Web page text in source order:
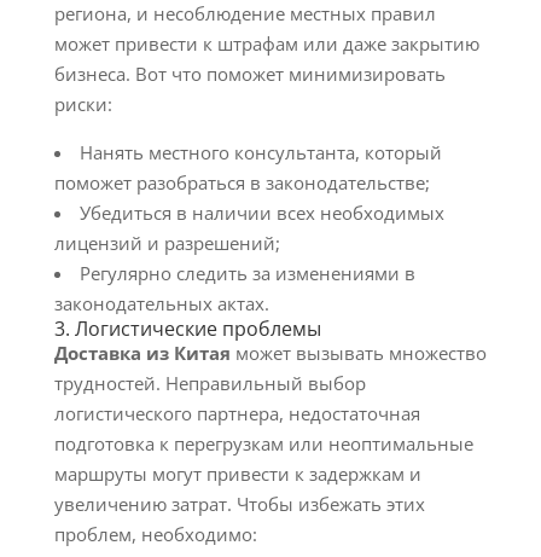
региона, и несоблюдение местных правил
может привести к штрафам или даже закрытию
бизнеса. Вот что поможет минимизировать
риски:
Нанять местного консультанта, который
поможет разобраться в законодательстве;
Убедиться в наличии всех необходимых
лицензий и разрешений;
Регулярно следить за изменениями в
законодательных актах.
3. Логистические проблемы
Доставка из Китая может вызывать множество
трудностей. Неправильный выбор
логистического партнера, недостаточная
подготовка к перегрузкам или неоптимальные
маршруты могут привести к задержкам и
увеличению затрат. Чтобы избежать этих
проблем, необходимо: